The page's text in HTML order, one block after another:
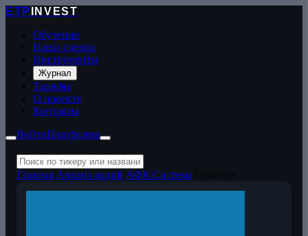
ETP
INVEST
Обучение
Наши сделки
Инструменты
Журнал
Тарифы
О проекте
Контакты
ВойтиПлатформа
Главная Анализ акций АФК Система